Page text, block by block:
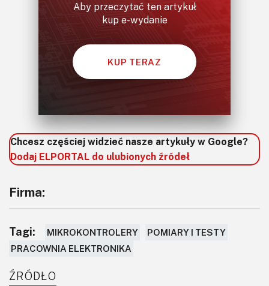
Aby przeczytać ten artykuł
kup e-wydanie
KUP TERAZ
Chcesz częściej widzieć nasze artykuły w Google?
Dodaj ELPORTAL do ulubionych źródeł
Firma:
Tagi: MIKROKONTROLERY
POMIARY I TESTY
PRACOWNIA ELEKTRONIKA
ŹRÓDŁO